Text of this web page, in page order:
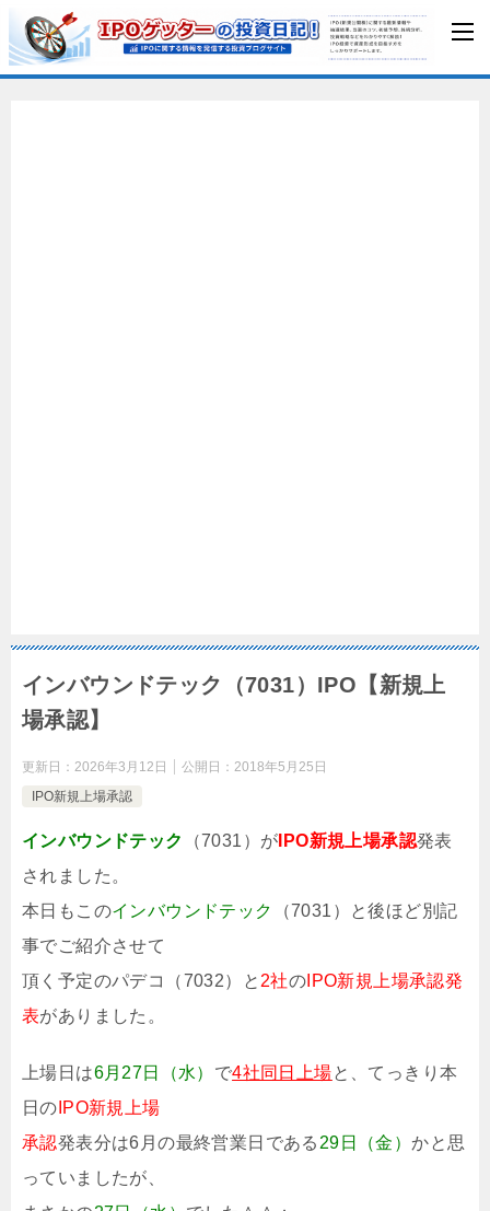
インバウンドテック（7031）IPO【新規上
場承認】
更新日： 2026年3月12日 公開日： 2018年5月25日
IPO新規上場承認
インバウンドテック （7031）が IPO新規上場承認発表
されました。
本日もこのインバウンドテック
（7031）と後ほど別記
事でご紹介させて
頂く予定のパデコ（7032）と 2社の IPO新規上場承認発
表がありました。
上場日は6月27日（水） で4社同日上場と、てっきり本
日の IPO新規上場
承認発表分は6月の最終営業日である 29日（金）かと思
っていましたが、